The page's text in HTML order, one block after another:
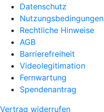
Datenschutz
Nutzungsbedingungen
Rechtliche Hinweise
AGB
Barrierefreiheit
Videolegitimation
Fernwartung
Spendenantrag
Vertrag widerrufen